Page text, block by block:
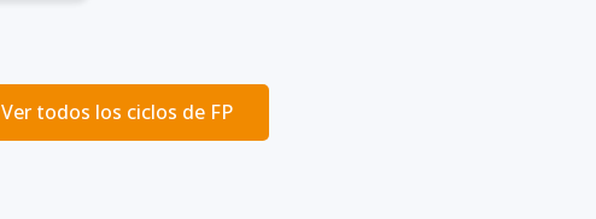
Ver todos los ciclos de FP